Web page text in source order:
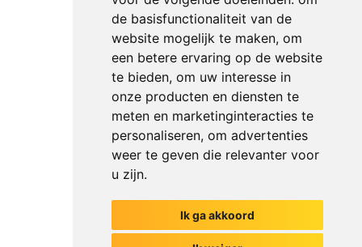
de basisfunctionaliteit van de
website mogelijk te maken, om
een betere ervaring op de website
te bieden, om uw interesse in
onze producten en diensten te
meten en marketinginteracties te
personaliseren, om advertenties
weer te geven die relevanter voor
u zijn.
Ik ga akkoord
Het begin van jouw gesprek